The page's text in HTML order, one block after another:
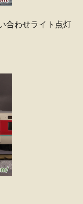
合わせライト点灯